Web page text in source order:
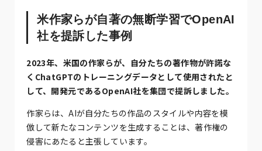
米作家らが自著の無断学習でOpenAI
社を提訴した事例
2023年、米国の作家らが、自分たちの著作物が許諾な
くChatGPTのトレーニングデータとして使用されたと
して、開発元であるOpenAI社を集団で提訴しました。
作家らは、AIが自分たちの作品のスタイルや内容を模
倣して新たなコンテンツを生成することは、著作権の
侵害にあたると主張しています。